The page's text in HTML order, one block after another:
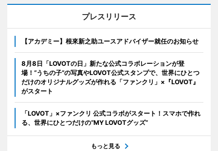
プレスリリース
【アカデミー】根來新之助ユースアドバイザー就任のお知らせ
8月8日「LOVOTの日」新たな公式コラボレーションが登
場！“うちの子”の写真やLOVOT公式スタンプで、世界にひとつ
だけのオリジナルグッズが作れる「ファンクリ」×『LOVOT』
がスタート
「LOVOT」×ファンクリ 公式コラボがスタート！スマホで作れ
る、世界にひとつだけの“MY LOVOTグッズ”
もっと見る